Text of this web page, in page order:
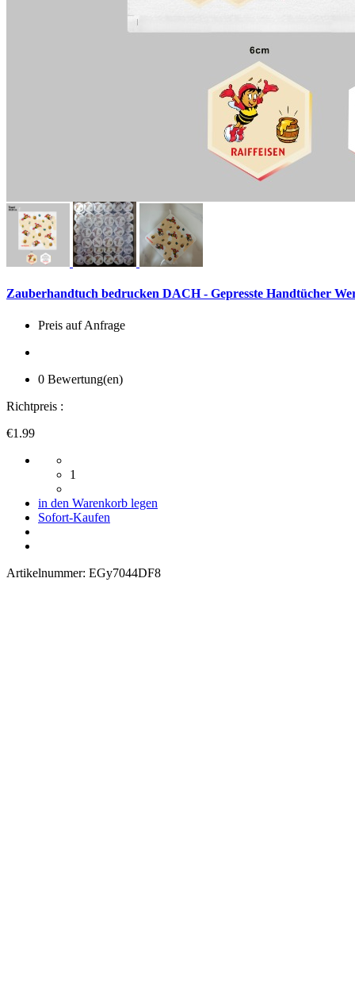
Zauberhandtuch bedrucken DACH - Gepresste Handtücher
Preis auf Anfrage
0 Bewertung(en)
Richtpreis :
€1.99
1
in den Warenkorb legen
Sofort-Kaufen
Artikelnummer: EGy7044DF8